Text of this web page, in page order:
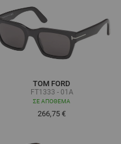
TOM FORD
FT1333 - 01A
ΣΕ ΑΠΌΘΕΜΑ
266,75 €